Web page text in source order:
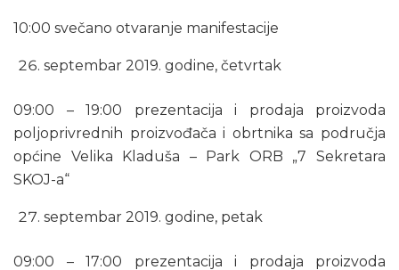
10:00 svečano otvaranje manifestacije
septembar 2019. godine, četvrtak
09:00 – 19:00 prezentacija i prodaja proizvoda
poljoprivrednih proizvođača i obrtnika sa područja
općine Velika Kladuša – Park ORB „7 Sekretara
SKOJ-a“
septembar 2019. godine, petak
09:00 – 17:00 prezentacija i prodaja proizvoda